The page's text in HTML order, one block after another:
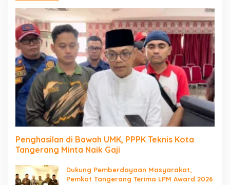
Penghasilan di Bawah UMK, PPPK Teknis Kota
Tangerang Minta Naik Gaji
Dukung Pemberdayaan Masyarakat,
Pemkot Tangerang Terima LPM Award 2026